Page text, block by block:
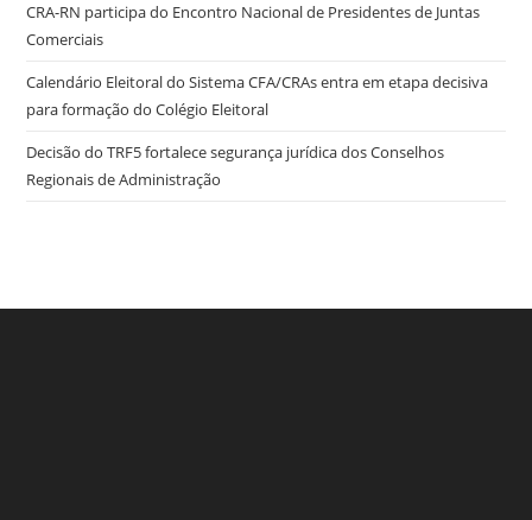
CRA-RN participa do Encontro Nacional de Presidentes de Juntas
Comerciais
Calendário Eleitoral do Sistema CFA/CRAs entra em etapa decisiva
para formação do Colégio Eleitoral
Decisão do TRF5 fortalece segurança jurídica dos Conselhos
Regionais de Administração